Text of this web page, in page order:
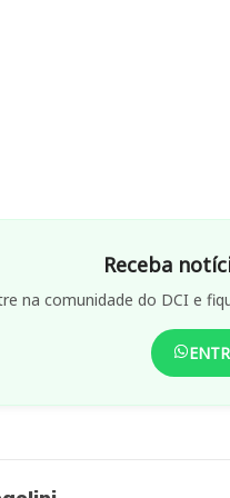
Receba
na comunidade do DCI e